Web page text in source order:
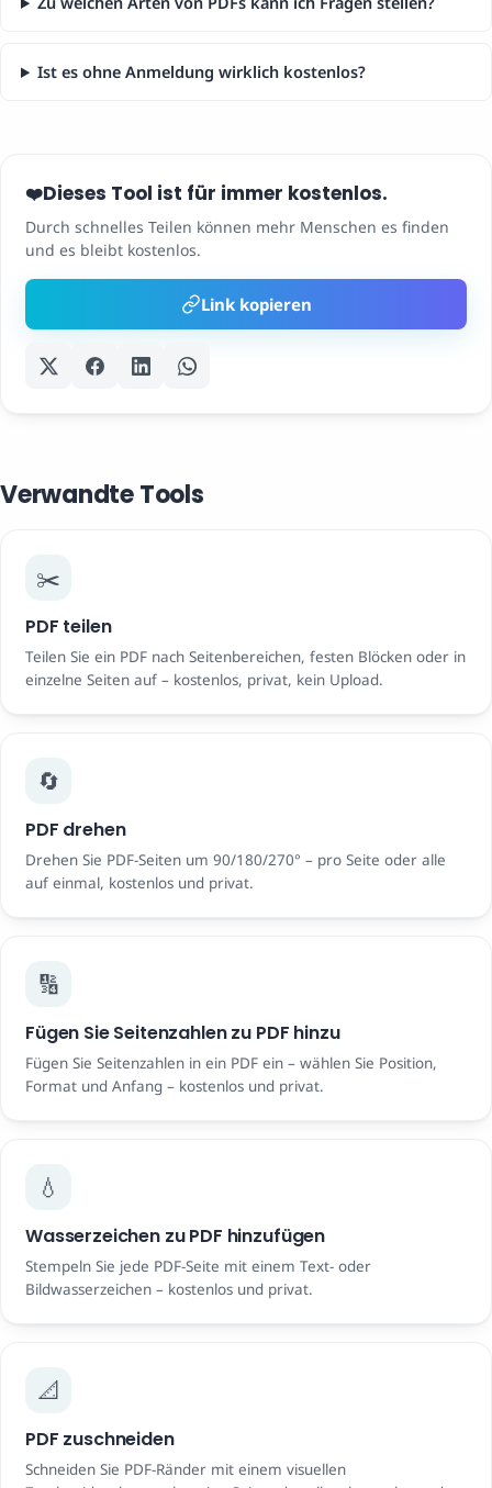
Ist es ohne Anmeldung wirklich kostenlos?
❤️Dieses Tool ist für immer kostenlos.
Durch schnelles Teilen können mehr Menschen es finden
und es bleibt kostenlos.
Link kopieren
Verwandte Tools
✂️
PDF teilen
Teilen Sie ein PDF nach Seitenbereichen, festen Blöcken oder in
einzelne Seiten auf – kostenlos, privat, kein Upload.
🔄
PDF drehen
Drehen Sie PDF-Seiten um 90/180/270° – pro Seite oder alle
auf einmal, kostenlos und privat.
🔢
Fügen Sie Seitenzahlen zu PDF hinzu
Fügen Sie Seitenzahlen in ein PDF ein – wählen Sie Position,
Format und Anfang – kostenlos und privat.
💧
Wasserzeichen zu PDF hinzufügen
Stempeln Sie jede PDF-Seite mit einem Text- oder
Bildwasserzeichen – kostenlos und privat.
📐
PDF zuschneiden
Schneiden Sie PDF-Ränder mit einem visuellen